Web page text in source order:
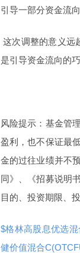
引导一部分资金流
这次调整的意义远
是引导资金流向的巧
风险提示：基金管
盈利，也不保证最
金的过往业绩并不
同》、《招募说明
目的、投资期限、
$格林高股息优选
健价值混合